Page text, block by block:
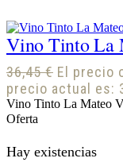
Vino Tinto La
36,45€ El precio
precio actual es:
Vino Tinto La Mateo
Oferta
Hay existencias